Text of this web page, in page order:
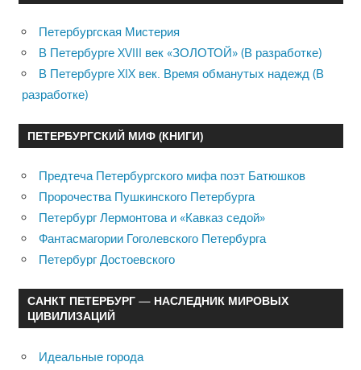
Петербургская Мистерия
В Петербурге XVIII век «ЗОЛОТОЙ» (В разработке)
В Петербурге XIX век. Время обманутых надежд (В
разработке)
ПЕТЕРБУРГСКИЙ МИФ (КНИГИ)
Предтеча Петербургского мифа поэт Батюшков
Пророчества Пушкинского Петербурга
Петербург Лермонтова и «Кавказ седой»
Фантасмагории Гоголевского Петербурга
Петербург Достоевского
САНКТ ПЕТЕРБУРГ — НАСЛЕДНИК МИРОВЫХ
ЦИВИЛИЗАЦИЙ
Идеальные города